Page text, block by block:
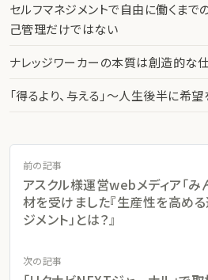
セルフマネジメントで自由に働くまで
己管理だけではない
ナレッジワーカーの本質は創造的な
「得るより、与える」〜人生後半に希
前の記事
アスクル様運営webメディア「み
材を受けました『生産性を高め
ジメント」とは？』
次の記事